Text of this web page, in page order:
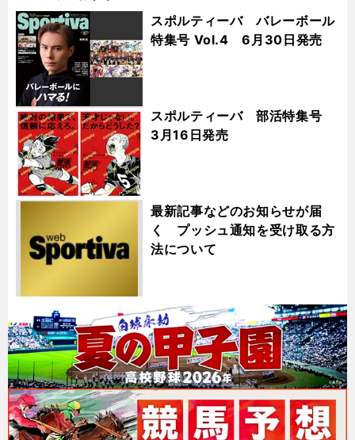
スポルティーバ バレーボール
特集号 Vol.4 6月30日発売
スポルティーバ 部活特集号
3月16日発売
最新記事などのお知らせが届
く プッシュ通知を受け取る方
法について